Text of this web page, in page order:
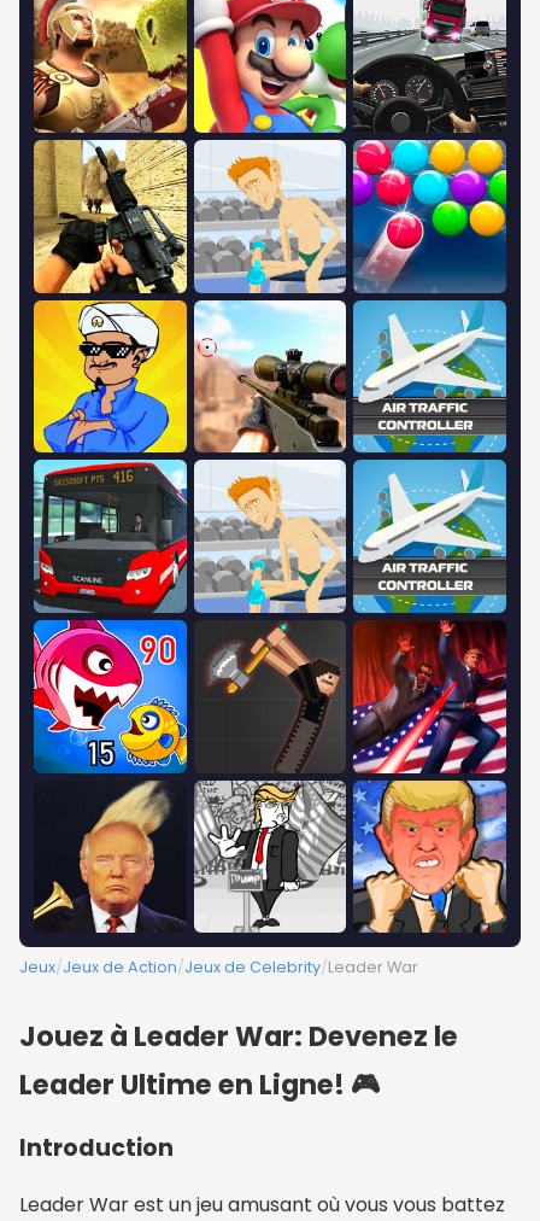
Jeux/Jeux de Action/Jeux de Celebrity/Leader War
Jouez à Leader War: Devenez le
Leader Ultime en Ligne! 🎮
Introduction
Leader War est un jeu amusant où vous vous battez